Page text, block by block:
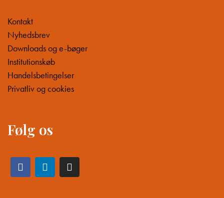
Kontakt
Nyhedsbrev
Downloads og e-bøger
Institutionskøb
Handelsbetingelser
Privatliv og cookies
Følg os